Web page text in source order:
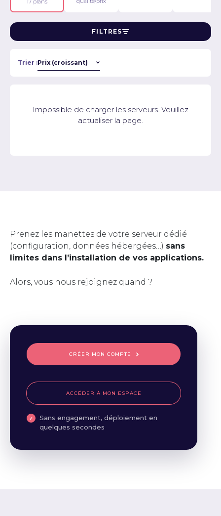
17 plans
FILTRES
Trier :
Impossible de charger les serveurs. Veuillez
actualiser la page.
Prenez les manettes de votre serveur dédié
(configuration, données hébergées…) sans
limites dans l’installation de vos applications.
Alors, vous nous rejoignez quand ?
CRÉER MON COMPTE
ACCÉDER À MON ESPACE
Sans engagement, déploiement en
quelques secondes